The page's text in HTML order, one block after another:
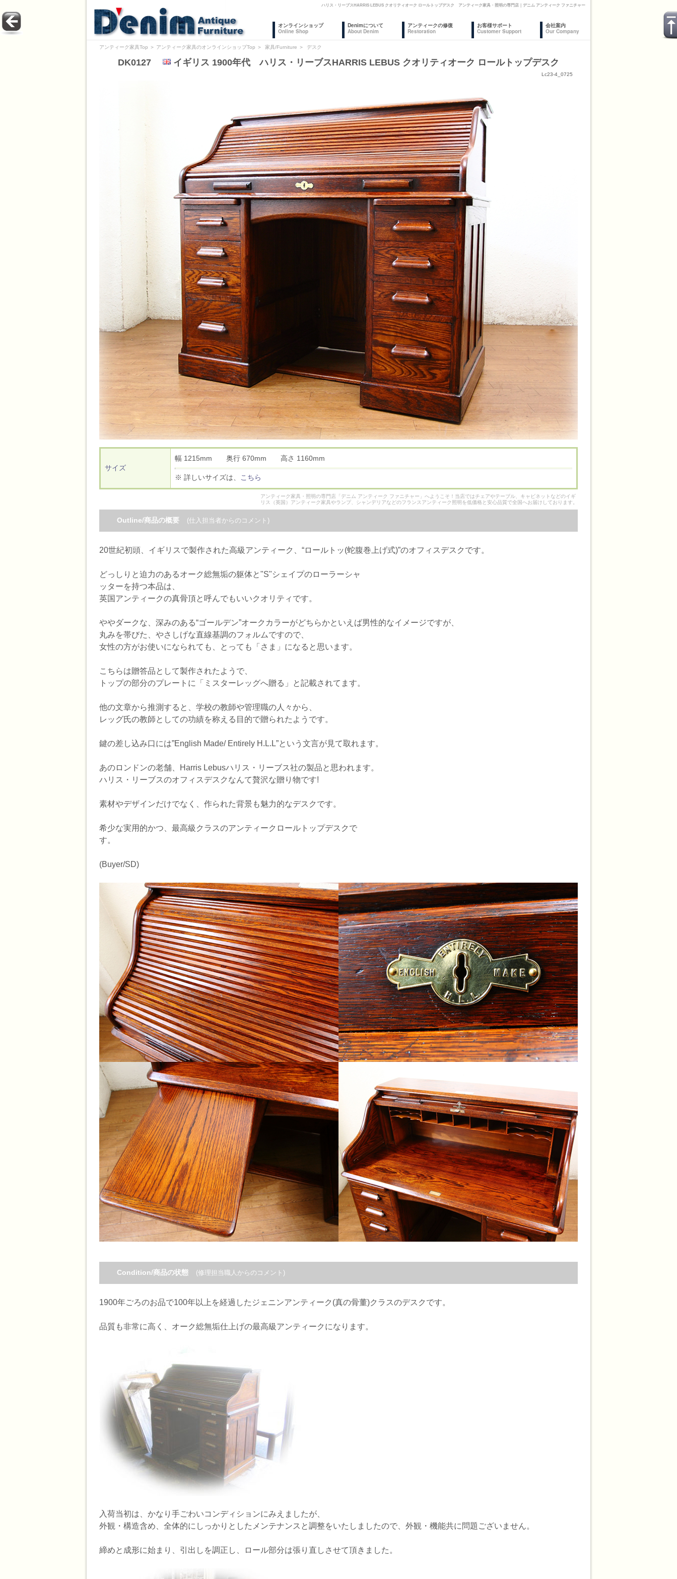
ハリス・リーブスHARRIS LEBUS クオリティオーク ロールトップデスク アンティーク家具・照明の専門店｜デニム アンティーク ファニチャー
オンラインショップ
Online Shop
Denimについて
About Denim
アンティークの修復
Restoration
お客様サポート
Customer Support
会社案内
Our Company
アンティーク家具Top ＞ アンティーク家具のオンラインショップTop ＞ 家具/Furniture ＞ デスク
DK0127 イギリス 1900年代 ハリス・リーブスHARRIS LEBUS クオリティオーク ロールトップデスク
Lc23-4_0725
サイズ
幅 1215mm 奥行 670mm 高さ 1160mm
※ 詳しいサイズは、 こちら
アンティーク家具・照明の専門店「デニム アンティーク ファニチャー」へようこそ！当店ではチェアやテーブル、キャビネットなどのイギ
リス（英国）アンティーク家具やランプ、シャンデリアなどのフランスアンティーク照明を低価格と安心品質で全国へお届けしております。
Outline/商品の概要 (仕入担当者からのコメント)
20世紀初頭、イギリスで製作された高級アンティーク、“ロールトッ(蛇腹巻上げ式)”のオフィスデスクです。
どっしりと迫力のあるオーク総無垢の躯体と"S"シェイプのローラーシャ
ッターを持つ本品は、
英国アンティークの真骨頂と呼んでもいいクオリティです。
ややダークな、深みのある“ゴールデン”オークカラーがどちらかといえば男性的なイメージですが、
丸みを帯びた、やさしげな直線基調のフォルムですので、
女性の方がお使いになられても、とっても「さま」になると思います。
こちらは贈答品として製作されたようで、
トップの部分のプレートに「ミスターレッグへ贈る」と記載されてます。
他の文章から推測すると、学校の教師や管理職の人々から、
レッグ氏の教師としての功績を称える目的で贈られたようです。
鍵の差し込み口には”English Made/ Entirely H.L.L”という文言が見て取れます。
あのロンドンの老舗、Harris Lebusハリス・リーブス社の製品と思われます。
ハリス・リーブスのオフィスデスクなんて贅沢な贈り物です!
素材やデザインだけでなく、作られた背景も魅力的なデスクです。
希少な実用的かつ、最高級クラスのアンティークロールトップデスクで
す。
(Buyer/SD)
Condition/商品の状態 (修理担当職人からのコメント)
1900年ごろのお品で100年以上を経過したジェニンアンティーク(真の骨董)クラスのデスクです。
品質も非常に高く、オーク総無垢仕上げの最高級アンティークになります。
入荷当初は、かなり手ごわいコンディションにみえましたが、
外観・構造含め、全体的にしっかりとしたメンテナンスと調整をいたしましたので、外観・機能共に問題ございません。
締めと成形に始まり、引出しを調正し、ロール部分は張り直しさせて頂きました。